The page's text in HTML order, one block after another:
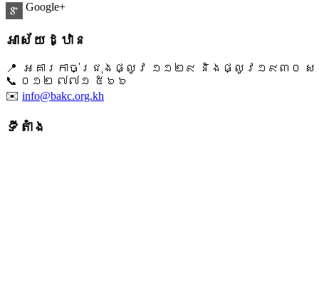
Google+
អាស័យដ្ឋាន
📍 អគារកាច់ជ្រុងផ្លូវ ១១២៩ និងផ្លូវ១៩៣០ ស
📞 ​០១២ ៧៧១ ៥៦៦
✉️ info@bakc.org.kh
ទីតាំង